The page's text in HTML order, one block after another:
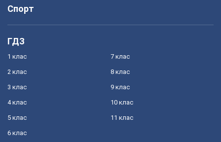
Спорт
ГДЗ
1 клас
2 клас
3 клас
4 клас
5 клас
6 клас
7 клас
8 клас
9 клас
10 клас
11 клас